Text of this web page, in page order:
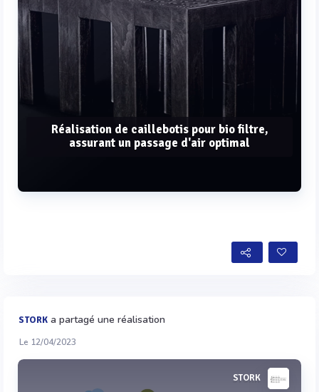
Réalisation de caillebotis pour bio filtre,
assurant un passage d'air optimal
STORK a partagé une réalisation
Le 12/04/2023
STORK